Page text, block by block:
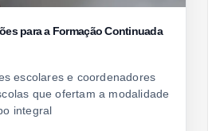
para a Formação Continuada
escolares e coordenadores
que ofertam a modalidade
integral